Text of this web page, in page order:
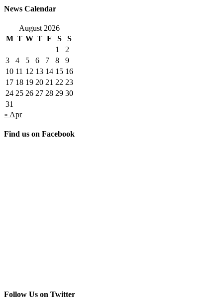
News Calendar
August 2026
M T W T F S
S
1
2
3
4 5 6 7 8
9
10 11 12 13 14 15 16
17 18 19 20 21 22 23
24 25 26 27 28 29 30
31
« Apr
Find us on Facebook
Follow Us on Twitter